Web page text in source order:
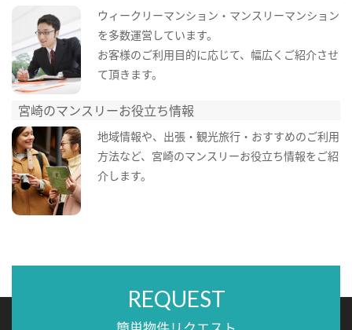
ウィークリーマンション・マンスリーマンション
を多数運営しています。
お客様のご利用目的に応じて、幅広くご紹介させ
て頂きます。
宮崎のマンスリーお役立ち情報
地域情報や、出張・観光旅行・おすすめのご利用
方法など、宮崎のマンスリーお役立ち情報をご紹
介します。
REQUEST